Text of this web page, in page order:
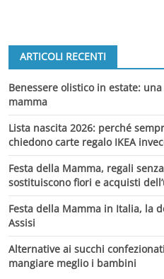
ARTICOLI RECENTI
Benessere olistico in estate:
mamma
Lista nascita 2026: perché
chiedono carte regalo IKEA
Festa della Mamma, regali
sostituiscono fiori e acquisti
Festa della Mamma in Italia, la
Assisi
Alternative ai succhi
mangiare meglio i bambini